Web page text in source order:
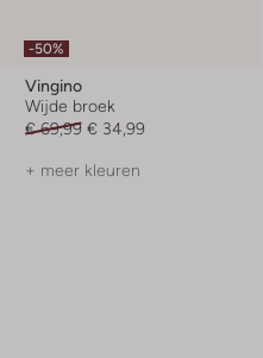
-50%
Vingino
Wijde broek
€ 69,99 € 34,99
+ meer kleuren